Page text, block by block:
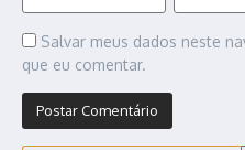
Salvar meus dados neste
que eu comentar.